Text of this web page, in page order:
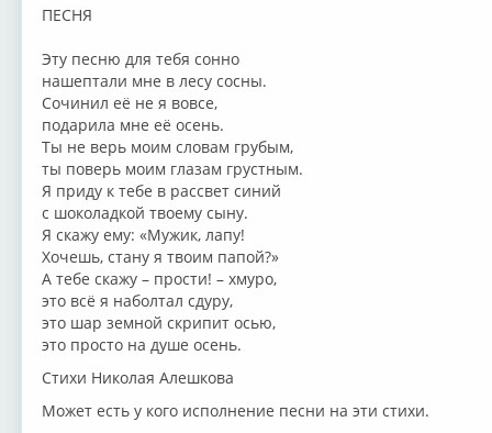
ПЕСНЯ
Эту песню для тебя сонно
нашептали мне в лесу сосны.
Сочинил её не я вовсе,
подарила мне её осень.
Ты не верь моим словам грубым,
ты поверь моим глазам грустным.
Я приду к тебе в рассвет синий
с шоколадкой твоему сыну.
Я скажу ему: «Мужик, лапу!
Хочешь, стану я твоим папой?»
А тебе скажу – прости! – хмуро,
это всё я наболтал сдуру,
это шар земной скрипит осью,
это просто на душе осень.
Стихи Николая Алешкова
Может есть у кого исполнение песни на эти стихи.